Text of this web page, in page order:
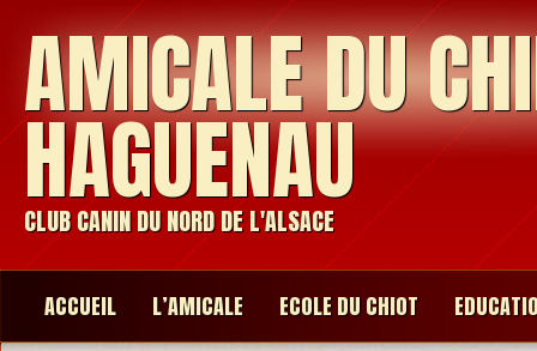
AMICALE DU
HAGUENAU
CLUB CANIN DU NORD DE L'ALSACE
ACCUEIL L’AMICALE ECOLE DU CHIOT